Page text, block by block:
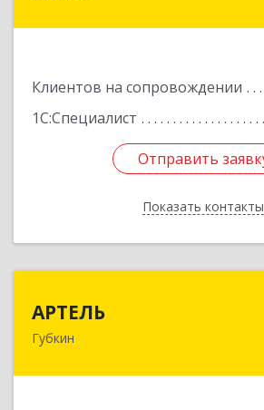
Клиентов на сопровождении
1С:Специалист
Отправить
Показать контакты
Отправить
Назад
АРТЕЛЬ
Губкин309181, Белгородская обл,